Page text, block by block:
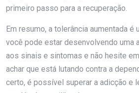
primeiro passo para a recuperação.
Em resumo, a tolerância aumentada é
você pode estar desenvolvendo uma
aos sinais e sintomas e não hesite
achar que está lutando contra a
certo, é possível superar a adicção e